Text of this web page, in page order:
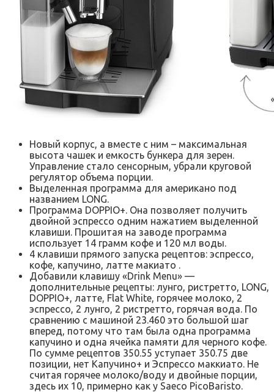
Новый корпус, а вместе с ним – максимальная
высота чашек и емкость бункера для зерен.
Управление стало сенсорным, убрали круговой
регулятор объема порции.
Выделенная программа для американо под
названием LONG.
Программа DOPPIO+. Она позволяет получить
двойной эспрессо одним нажатием выделенной
клавиши. Прошитая на заводе программа
использует 14 грамм кофе и 120 мл воды.
4 клавиши прямого запуска рецептов: эспрессо,
кофе, капучино, латте макиато .
Добавили клавишу «Drink Menu» —
дополнительные рецепты: лунго, ристретто, LONG,
DOPPIO+, латте, Flat White, горячее молоко, 2
эспрессо, 2 лунго, 2 ристретто, горячая вода. По
сравнению с машиной 23.460 это большой шаг
вперед, потому что там была одна программа
капучино и одна ячейка памяти для черного кофе.
По сумме рецептов 350.55 уступает 350.75 две
позиции, нет Капучино+ и Эспрессо маккиато. Не
считая горячее молоко/воду и двойные порции,
здесь их 10, примерно как у Saeco PicoBaristo.